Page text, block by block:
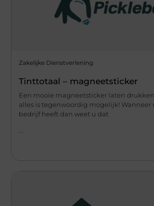
Zakelijke Dienstverlening
Tinttotaal – magneetsticker
Een mooie magneetsticker laten
alles is tegenwoordig mogelijk! Wanneer
bedrijf heeft dan weet u dat
...